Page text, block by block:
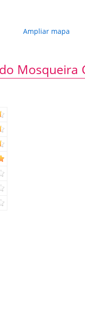
de la
Análisis del
Científica de la
Ampliar mapa
Mosqueira